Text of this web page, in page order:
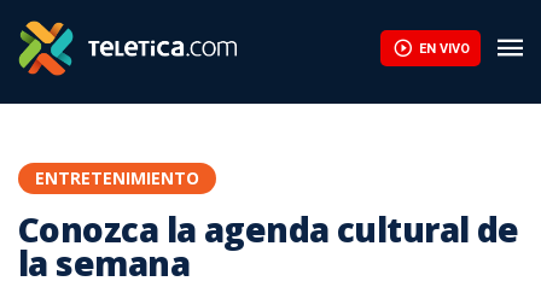
EN VIVO
ENTRETENIMIENTO
Conozca la agenda cultural de
la semana